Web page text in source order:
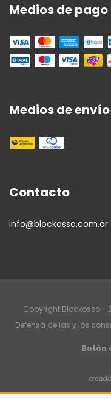
Medios de pago
Medios de envío
Contacto
info@blockosso.com.ar
Copyright Blockosso -
Defensa de las y los
Botón